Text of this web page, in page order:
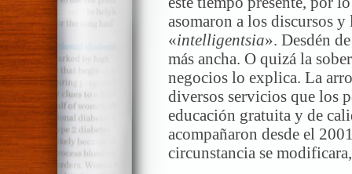
asomaron a los discursos
«intelligentsia». Desdén
más ancha. O quizá la
negocios lo explica. La
diversos servicios que los
educación gratuita y de
acompañaron desde el
circunstancia se